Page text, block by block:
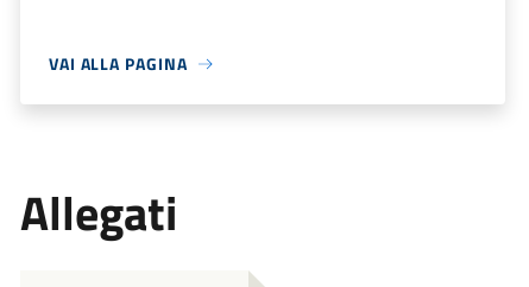
VAI ALLA PAGINA
Allegati